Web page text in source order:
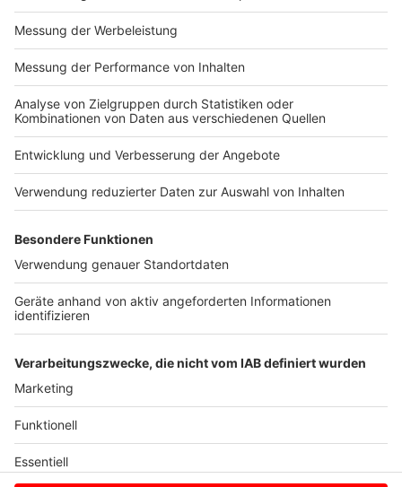
Keller ausgepumpt und Bäume gesichert, in denen der
Blitz eingeschlagen war.
Aktuelle Infos zum Wetter in der Region und die
Unwetterwarnungen vom Deutschen Wetterdienst
Anzeige
Unwetter in Laer
Anzeige